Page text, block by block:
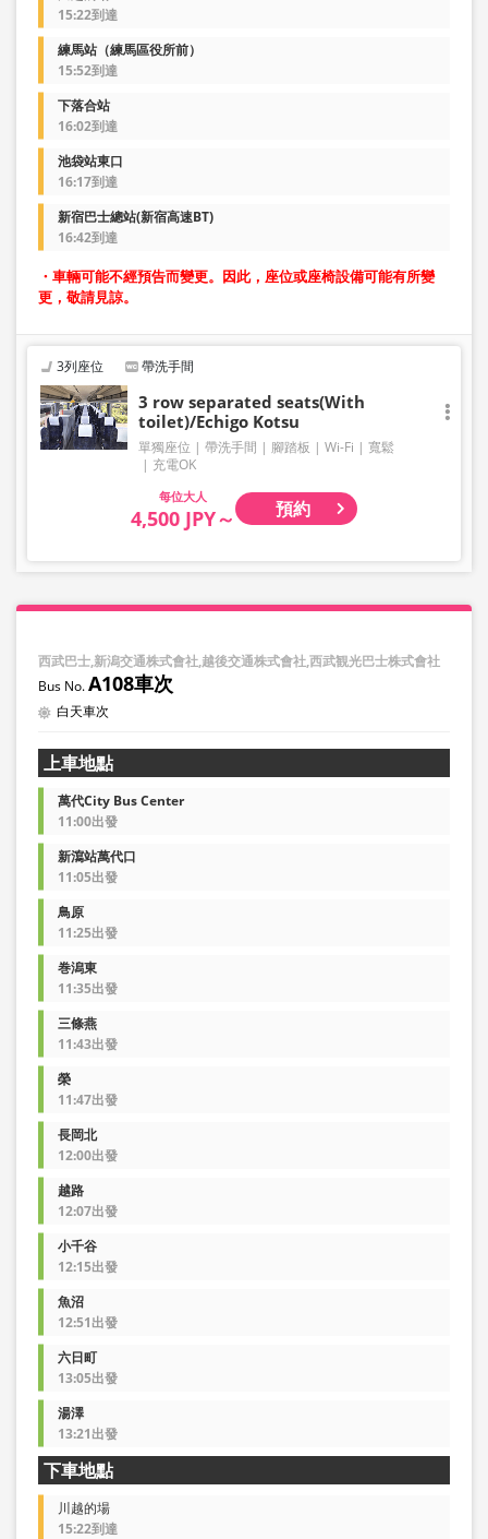
15:22到達
練馬站（練馬區役所前）
15:52到達
下落合站
16:02到達
池袋站東口
16:17到達
新宿巴士總站(新宿高速BT)
16:42到達
・車輛可能不經預告而變更。因此，座位或座椅設備可能有所變
更，敬請見諒。
3列座位 帶洗手間
3 row separated seats(With
toilet)/Echigo Kotsu
單獨座位 帶洗手間 腳踏板 Wi-Fi
寬鬆
充電OK
大人
4,500 JPY～ 預約
西武巴士,新潟交通株式會社,越後交通株式會社,西武観光巴士株式會社
A108車次
白天車次
上車地點
萬代City Bus Center
11:00出發
新瀉站萬代口
11:05出發
鳥原
11:25出發
巻潟東
11:35出發
三條燕
11:43出發
榮
11:47出發
長岡北
12:00出發
越路
12:07出發
小千谷
12:15出發
魚沼
12:51出發
六日町
13:05出發
湯澤
13:21出發
下車地點
川越的場
15:22到達